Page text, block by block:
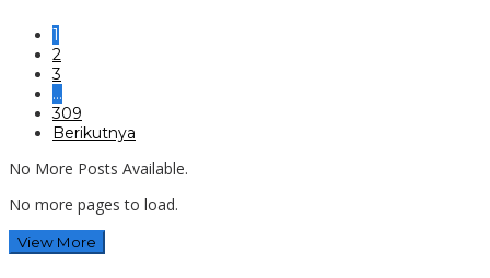
1
2
3
…
309
Berikutnya
No More Posts Available.
No more pages to load.
View More